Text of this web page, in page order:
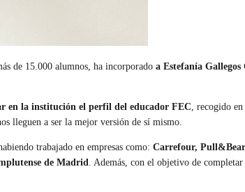
de 15.000 alumnos, ha incorporado a Estefanía Gallegos
en la institución el perfil del educador FEC , recogido
lleguen a ser la mejor versión de sí mismo.
trabajado en empresas como: Carrefour, Pull&Bear
de Madrid
. Además, con el objetivo de